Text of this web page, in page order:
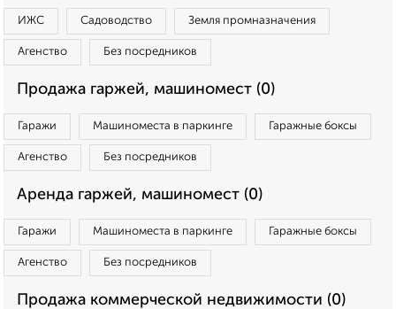
ИЖС Садоводство Земля промназначения
Агенство Без посредников
Продажа гаржей, машиномест (0)
Гаражи Машиноместа в паркинге Гаражные боксы
Агенство Без посредников
Аренда гаржей, машиномест (0)
Гаражи Машиноместа в паркинге Гаражные боксы
Агенство Без посредников
Продажа коммерческой недвижимости (0)